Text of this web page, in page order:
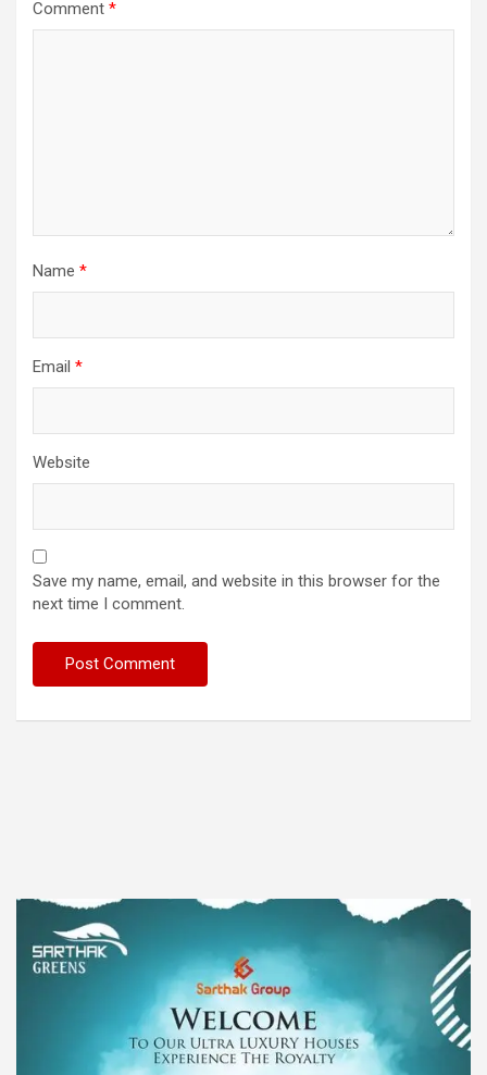
Comment *
Name *
Email *
Website
Save my name, email, and website in this browser for the
next time I comment.